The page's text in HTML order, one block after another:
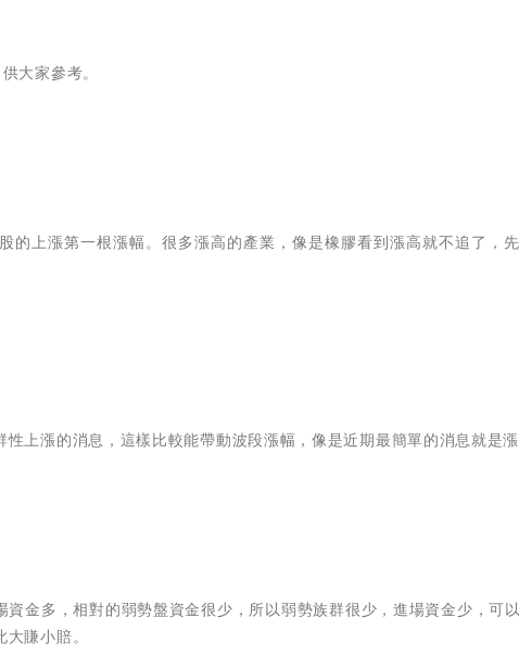
供大家參考。
的上漲第一根漲幅。很多漲高的產業，像是橡膠看到漲高就不追了，
上漲的消息，這樣比較能帶動波段漲幅，像是近期最簡單的消息就是
金多，相對的弱勢盤資金很少，所以弱勢族群很少，進場資金少，可
賺小賠。